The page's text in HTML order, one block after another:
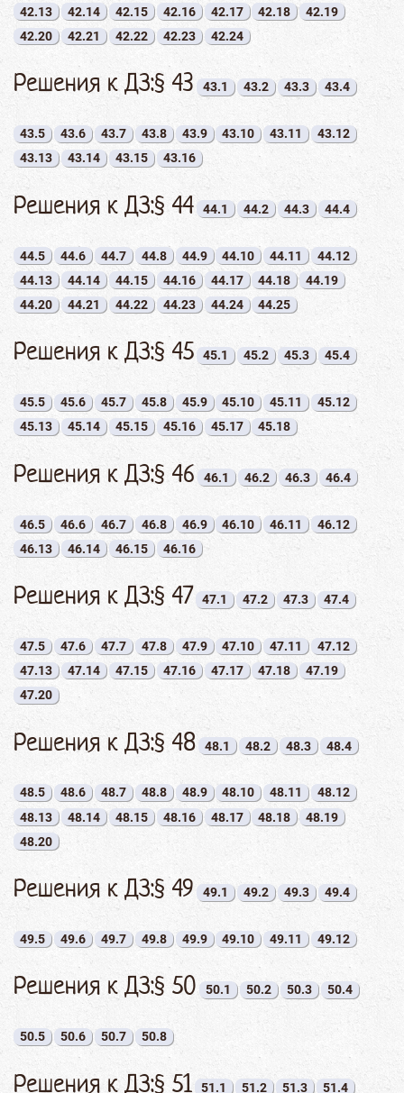
42.13
42.14 42.15 42.16 42.17 42.18
42.19
42.20
42.21 42.22 42.23 42.24
Решения к ДЗ:§ 43 43.1 43.2 43.3 43.4
43.5 43.6 43.7 43.8 43.9 43.10 43.11
43.12
43.13
43.14 43.15 43.16
Решения к ДЗ:§ 44 44.1 44.2 44.3 44.4
44.5 44.6 44.7 44.8 44.9 44.10 44.11
44.12
44.13
44.14 44.15 44.16 44.17 44.18
44.19
44.20
44.21 44.22 44.23 44.24 44.25
Решения к ДЗ:§ 45 45.1 45.2 45.3 45.4
45.5 45.6 45.7 45.8 45.9 45.10 45.11
45.12
45.13
45.14 45.15 45.16 45.17 45.18
Решения к ДЗ:§ 46 46.1 46.2 46.3 46.4
46.5 46.6 46.7 46.8 46.9 46.10 46.11
46.12
46.13
46.14 46.15 46.16
Решения к ДЗ:§ 47 47.1 47.2 47.3 47.4
47.5 47.6 47.7 47.8 47.9 47.10 47.11
47.12
47.13
47.14 47.15 47.16 47.17 47.18
47.19
47.20
Решения к ДЗ:§ 48 48.1 48.2 48.3 48.4
48.5 48.6 48.7 48.8 48.9 48.10 48.11
48.12
48.13
48.14 48.15 48.16 48.17 48.18
48.19
48.20
Решения к ДЗ:§ 49 49.1 49.2 49.3 49.4
49.5 49.6 49.7 49.8 49.9 49.10 49.11 49.12
Решения к ДЗ:§ 50 50.1 50.2 50.3 50.4
50.5 50.6 50.7 50.8
Решения к ДЗ:§ 51 51.1 51.2 51.3 51.4